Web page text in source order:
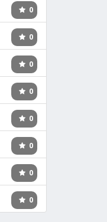
0
0
0
0
0
0
0
0